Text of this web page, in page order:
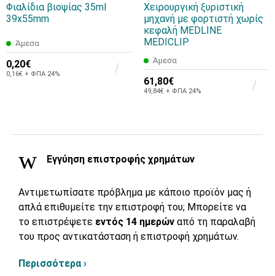
Φιαλίδια βιοψίας 35ml
39x55mm
Άμεσα
0,20€
0,16€ + ΦΠΑ 24%
Χειρουργική ξυριστική
μηχανή με φορτιστή χωρίς
κεφαλή MEDLINE
MEDICLIP
Άμεσα
61,80€
49,84€ + ΦΠΑ 24%
Εγγύηση επιστροφής χρημάτων
Αντιμετωπίσατε πρόβλημα με κάποιο προϊόν μας ή
απλά επιθυμείτε την επιστροφή του; Μπορείτε να
το επιστρέψετε εντός 14 ημερών από τη παραλαβή
του προς αντικατάσταση ή επιστροφή χρημάτων.
Περισσότερα ›